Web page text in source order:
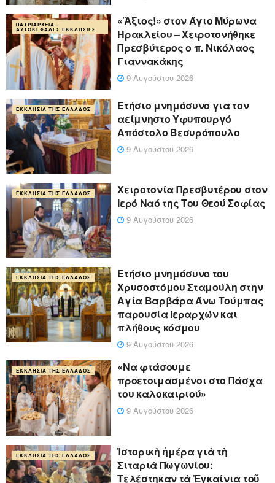
ΠΑΤΡΙΑΡΧΕΊΑ -
ΑΥΤΟΚΈΦΑΛΕΣ ΕΚΚΛΗΣΊΕΣ
«Ἄξιος!» στον Άγιο Μύρωνα
Ηρακλείου – Χειροτονήθηκε
Πρεσβύτερος ο π. Νικόλαος
Γιαννακάκης
9 Αυγούστου 2026
ΕΚΚΛΗΣΊΑ ΤΗΣ ΕΛΛΆΔΟΣ
Ετήσιο μνημόσυνο για τον
αείμνηστο Υφυπουργό
Απόστολο Βεσυρόπουλο
9 Αυγούστου 2026
ΕΚΚΛΗΣΊΑ ΤΗΣ ΕΛΛΆΔΟΣ
Χειροτονία Πρεσβυτέρου στον
Ιερό Ναό της Του Θεού Σοφίας
9 Αυγούστου 2026
ΕΚΚΛΗΣΊΑ ΤΗΣ ΕΛΛΆΔΟΣ
Ετήσιο μνημόσυνο του
Χρυσοστόμου Σταμούλη στην
Αγία Βαρβάρα Άνω Τούμπας
παρουσία Ιεραρχών και
πλήθους κόσμου
9 Αυγούστου 2026
ΕΚΚΛΗΣΊΑ ΤΗΣ ΕΛΛΆΔΟΣ
«Να φτάσουμε
προετοιμασμένοι στο Πάσχα
του καλοκαιριού»
9 Αυγούστου 2026
ΕΚΚΛΗΣΊΑ ΤΗΣ ΕΛΛΆΔΟΣ
Ἱστορικὴ ἡμέρα γιὰ τὴ
Σιταριὰ Πωγωνίου:
Τελέστηκαν τὰ Ἐγκαίνια τοῦ